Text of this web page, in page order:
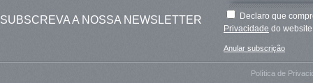
SUBSCREVA A NOSSA NEWSLETTER
Declaro que
Privacidade do
Anular subscrição
Política de